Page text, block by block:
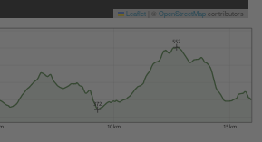
Leaflet OpenStreetMapcontributors
10 km 15 km
372
552